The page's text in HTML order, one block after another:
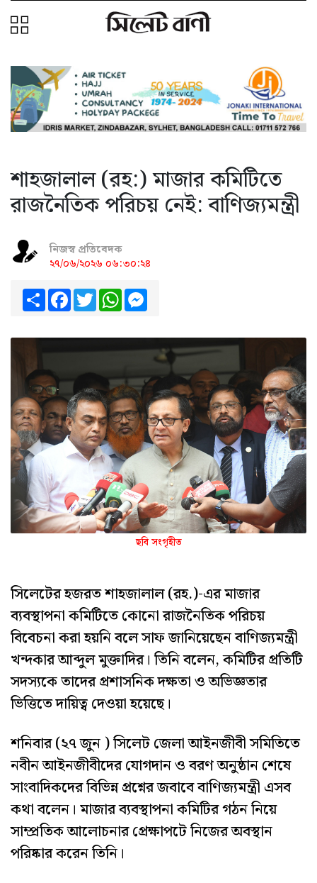
শাহজালাল (রহ:) মাজার কমিটিতে
রাজনৈতিক পরিচয় নেই: বাণিজ্যমন্ত্রী
নিজস্ব প্রতিবেদক
২৭/০৬/২০২৬ ০৬:৩০:২৪
ShareFacebook
TwitterWhatsApp
ছবি সংগৃহীত
সিলেটের হজরত শাহজালাল (রহ.)-এর মাজার
ব্যবস্থাপনা কমিটিতে কোনো রাজনৈতিক পরিচয়
বিবেচনা করা হয়নি বলে সাফ জানিয়েছেন বাণিজ্যমন্ত্রী
খন্দকার আব্দুল মুক্তাদির। তিনি বলেন, কমিটির প্রতিটি
সদস্যকে তাদের প্রশাসনিক দক্ষতা ও অভিজ্ঞতার
ভিত্তিতে দায়িত্ব দেওয়া হয়েছে।
শনিবার (২৭ জুন ) সিলেট জেলা আইনজীবী সমিতিতে
নবীন আইনজীবীদের যোগদান ও বরণ অনুষ্ঠান শেষে
সাংবাদিকদের বিভিন্ন প্রশ্নের জবাবে বাণিজ্যমন্ত্রী এসব
কথা বলেন। মাজার ব্যবস্থাপনা কমিটির গঠন নিয়ে
সাম্প্রতিক আলোচনার প্রেক্ষাপটে নিজের অবস্থান
পরিষ্কার করেন তিনি।